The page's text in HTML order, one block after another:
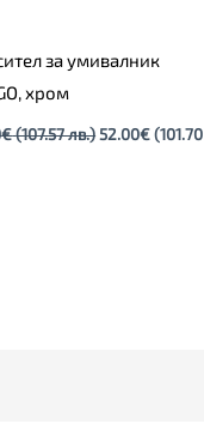
за умивалник
хром
€(107.57 лв.) 52.00€(101.70